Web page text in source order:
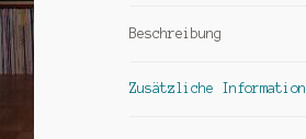
Beschreibung
Zusätzliche Information